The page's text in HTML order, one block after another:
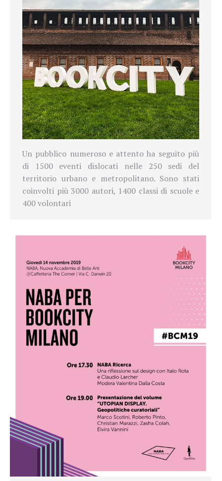
Un pubblico numeroso e attento ha seguito più
di 1500 eventi dislocati nelle 250 sedi del
territorio urbano e metropolitano. Sono stati
coinvolti più 3000 autori, 1400 classi di scuole e
400 volontari